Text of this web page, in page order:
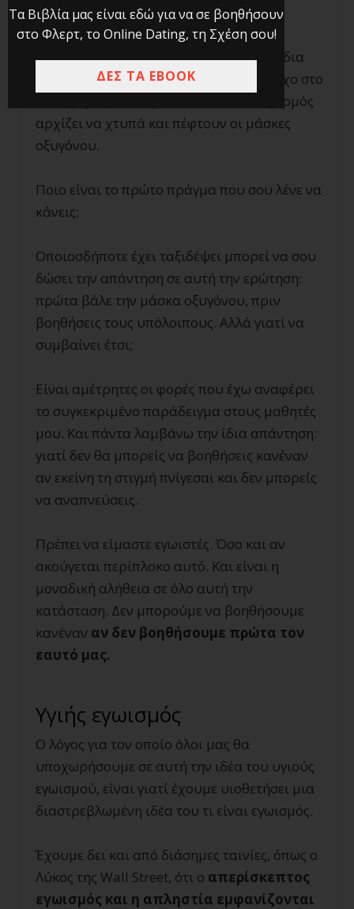
αφήσεις.
Φαντάσου ότι βρίσκεσαι στα 30.000 πόδια
και ξαφνικά ακούς έναν εκκωφαντικό ήχο στο
πίσω μέρος του αεροπλάνου. Ο συναγερμός
αρχίζει να χτυπά και πέφτουν οι μάσκες
οξυγόνου.
Ποιο είναι το πρώτο πράγμα που σου λένε να
κάνεις;
Οποιοσδήποτε έχει ταξιδέψει μπορεί να σου
δώσει την απάντηση σε αυτή την ερώτηση:
πρώτα βάλε την μάσκα οξυγόνου, πριν
βοηθήσεις τους υπόλοιπους. Αλλά γιατί να
συμβαίνει έτσι;
Είναι αμέτρητες οι φορές που έχω αναφέρει
το συγκεκριμένο παράδειγμα στους μαθητές
μου. Και πάντα λαμβάνω την ίδια απάντηση:
γιατί δεν θα μπορείς να βοηθήσεις κανέναν
αν εκείνη τη στιγμή πνίγεσαι και δεν μπορείς
να αναπνεύσεις.
Πρέπει να είμαστε εγωιστές. Όσο και αν
ακούγεται περίπλοκο αυτό. Και είναι η
μοναδική αλήθεια σε όλο αυτή την
κατάσταση. Δεν μπορούμε να βοηθήσουμε
κανέναν αν δεν βοηθήσουμε πρώτα τον
εαυτό μας.
Υγιής εγωισμός
Ο λόγος για τον οποίο όλοι μας θα
υποχωρήσουμε σε αυτή την ιδέα του υγιούς
εγωισμού, είναι γιατί έχουμε υιοθετήσει μια
διαστρεβλωμένη ιδέα του τι είναι εγωισμός.
Έχουμε δει και από διάσημες ταινίες, όπως ο
Λύκος της Wall Street, ότι ο απερίσκεπτος
εγωισμός και η απληστία εμφανίζονται
Τα Βιβλία μας είναι εδώ για να σε βοηθήσουν
στο Φλερτ, το Online Dating, τη Σχέση σου!
ΔΕΣ ΤΑ EBOOK